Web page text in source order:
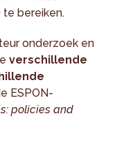
bereiken.
onderzoek en
verschillende
ESPON-
policies and